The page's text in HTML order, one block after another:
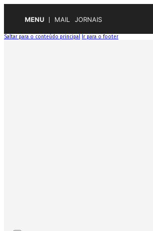
MENU MAIL JORNAIS
Saltar para o conteúdo principal Ir para o footer